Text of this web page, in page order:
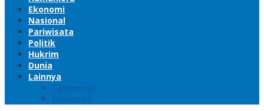
Ekonomi
Nasional
Pariwisata
Politik
Hukrim
Dunia
Lainnya
Teknologi
Olahraga